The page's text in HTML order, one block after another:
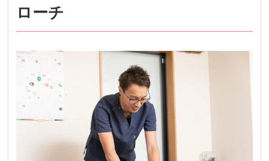
ローチ